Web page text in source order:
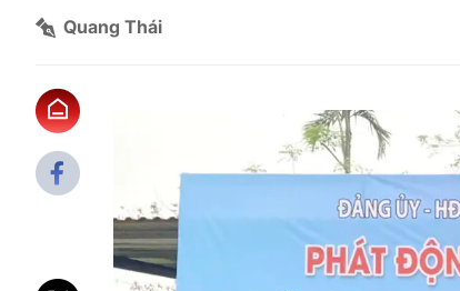
Quang Thái